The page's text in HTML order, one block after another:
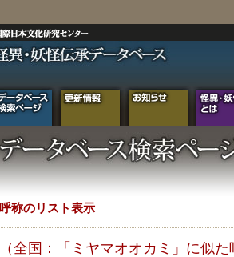
呼称のリスト表示
（全国：「ミヤマオオカミ」に似た